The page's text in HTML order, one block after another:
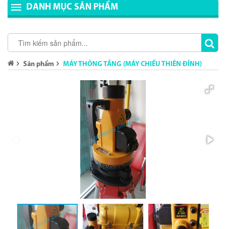
DANH MỤC SẢN PHẨM
Sản phẩm MÁY THÔNG TẦNG (MÁY CHIẾU THIÊN ĐỈNH)